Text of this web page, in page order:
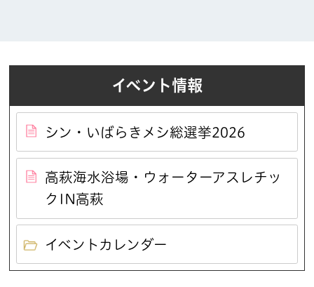
イベント情報
シン・いばらきメシ総選挙2026
高萩海水浴場・ウォーターアスレチッ
クIN高萩
イベントカレンダー